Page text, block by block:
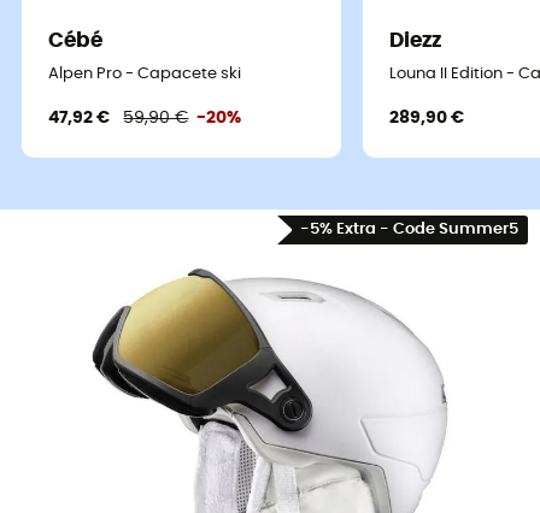
Cébé
Alpen Pro - Capacete ski
47,92 € 59,90 € -20%
Diezz
Louna II Edition -
289,90 €
-5% Extra - Code Summer5